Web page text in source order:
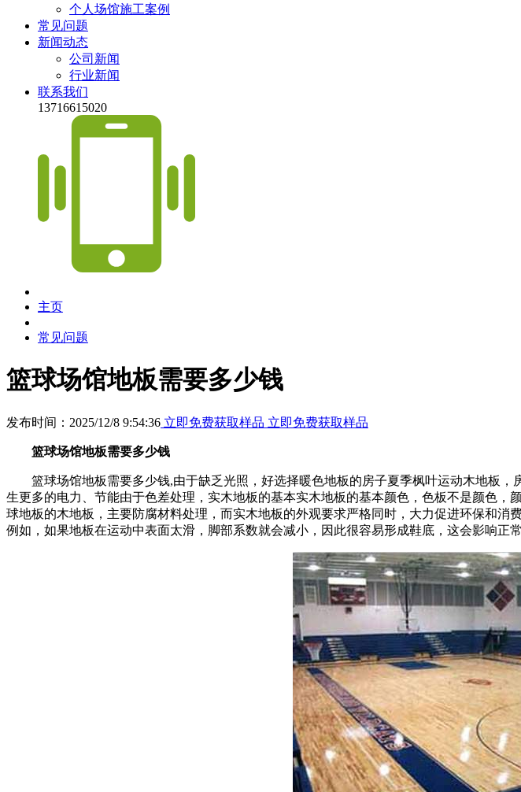
个人场馆施工案例
常见问题
新闻动态
公司新闻
行业新闻
联系我们
13716615020
主页
常见问题
篮球场馆地板需要多少钱
发布时间：2025/12/8 9:54:36 立即免费获取样品 立即免费获取样品
篮球场馆地板需要多少钱
篮球场馆地板需要多少钱,由于缺乏光照，好选择暖色地板的房子夏季枫叶运动木地板，
生更多的电力、节能由于色差处理，实木地板的基本实木地板的基本颜色，色板不是颜色
球地板的木地板，主要防腐材料处理，而实木地板的外观要求严格同时，大力促进环保和
例如，如果地板在运动中表面太滑，脚部系数就会减小，因此很容易形成鞋底，这会影响正